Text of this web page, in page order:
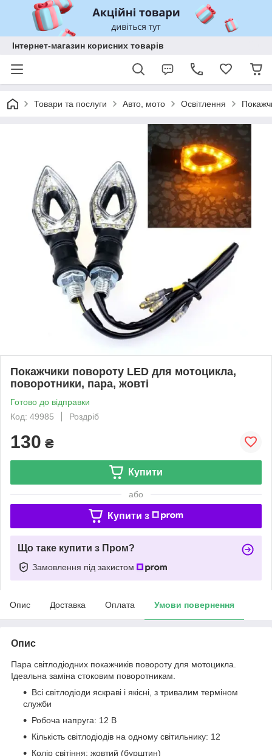
Інтернет-магазин корисних товарів
Товари та послуги Авто, мото Освітлення
Покажчики повороту LED для мотоцикла,
поворотники, пара, жовті
Готово до відправки
Код: 49985
Роздріб
130 ₴
Купити
або
Купити з
Що таке купити з Пром?
Замовлення під захистом
Опис Доставка Оплата Умови повернення
Опис
Пара світлодіодних покажчиків повороту для мотоцикла.
Ідеальна заміна стоковим поворотникам.
Всі світлодіоди яскраві і якісні, з тривалим терміном
служби
Робоча напруга: 12 В
Кількість світлодіодів на одному світильнику: 12
Колір світіння: жовтий (бурштин)